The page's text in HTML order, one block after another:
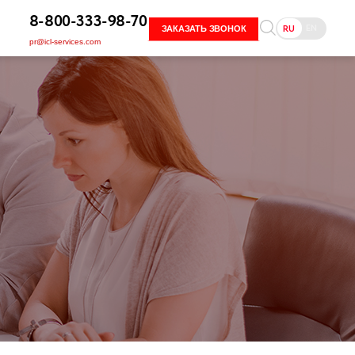
8-800-333-98-70
pr@icl-services.com
ЗАКАЗАТЬ ЗВОНОК RU